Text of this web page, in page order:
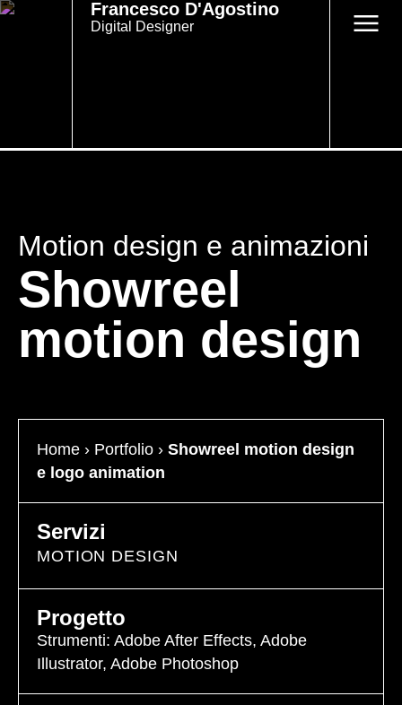
Francesco D'Agostino
Digital Designer
Motion design e animazioni
Showreel
motion design
Home › Portfolio › Showreel motion design
e logo animation
Servizi
MOTION DESIGN
Progetto
Strumenti: Adobe After Effects, Adobe
Illustrator, Adobe Photoshop